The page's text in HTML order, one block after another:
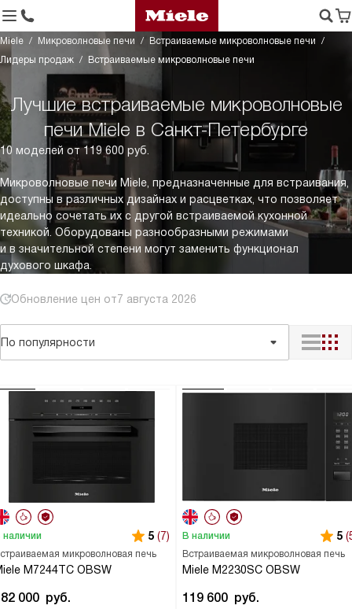
Miele Микроволновые печи
Встраиваемые микроволновые печи
Лидеры продаж
Встраиваемые микроволновые печи
Лучшие встраиваемые микроволновые
печи Miele в Санкт-Петербурге
10 моделей от 119 600 руб.
Микроволновые печи Miele, предназначенные для встраивания,
доступны в различных дизайнах и расцветках, что позволяет
идеально сочетать их с другой встраиваемой кухонной
техникой. Оборудованы разнообразными режимами
и в значительной степени могут заменить функционал
духового шкафа.
Обновление цен от7 августа 2026
По популярности
микроволновая печь
M7244TC OBSW
наличии 5 (7)
000 руб.
Встраиваемая микроволновая печь
Miele M2230SC OBSW
В наличии 5
119 600 руб.